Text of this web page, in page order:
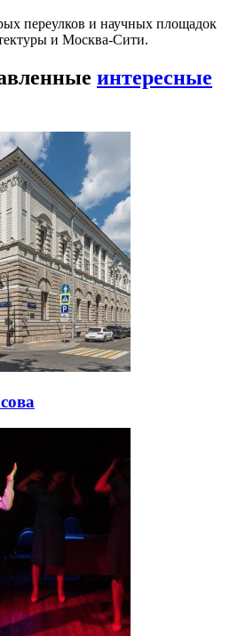
переулков и научных площадок
и Москва-Сити.
интересные